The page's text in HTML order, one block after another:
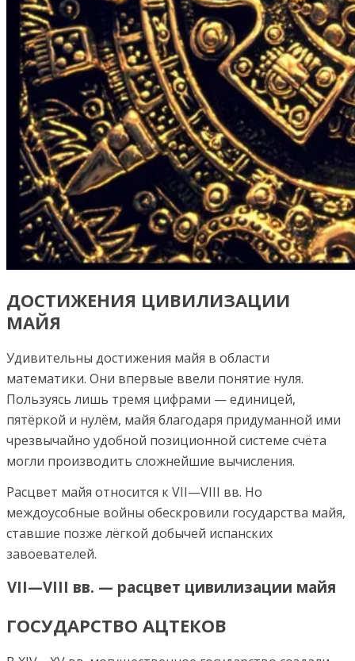
ДОСТИЖЕНИЯ ЦИВИЛИЗАЦИИ
МАЙЯ
Удивительны достижения майя в области
математики. Они впервые ввели понятие нуля.
Пользуясь лишь тремя цифрами — единицей,
пятёркой и нулём, майя благодаря придуманной ими
чрезвычайно удобной позиционной системе счёта
могли производить сложнейшие вычисления.
Расцвет майя относится к VII—VIII вв. Но
междоусобные войны обескровили государства майя,
ставшие позже лёгкой добычей испанских
завоевателей.
VII—VIII вв. — расцвет цивилизации майя
ГОСУДАРСТВО АЦТЕКОВ